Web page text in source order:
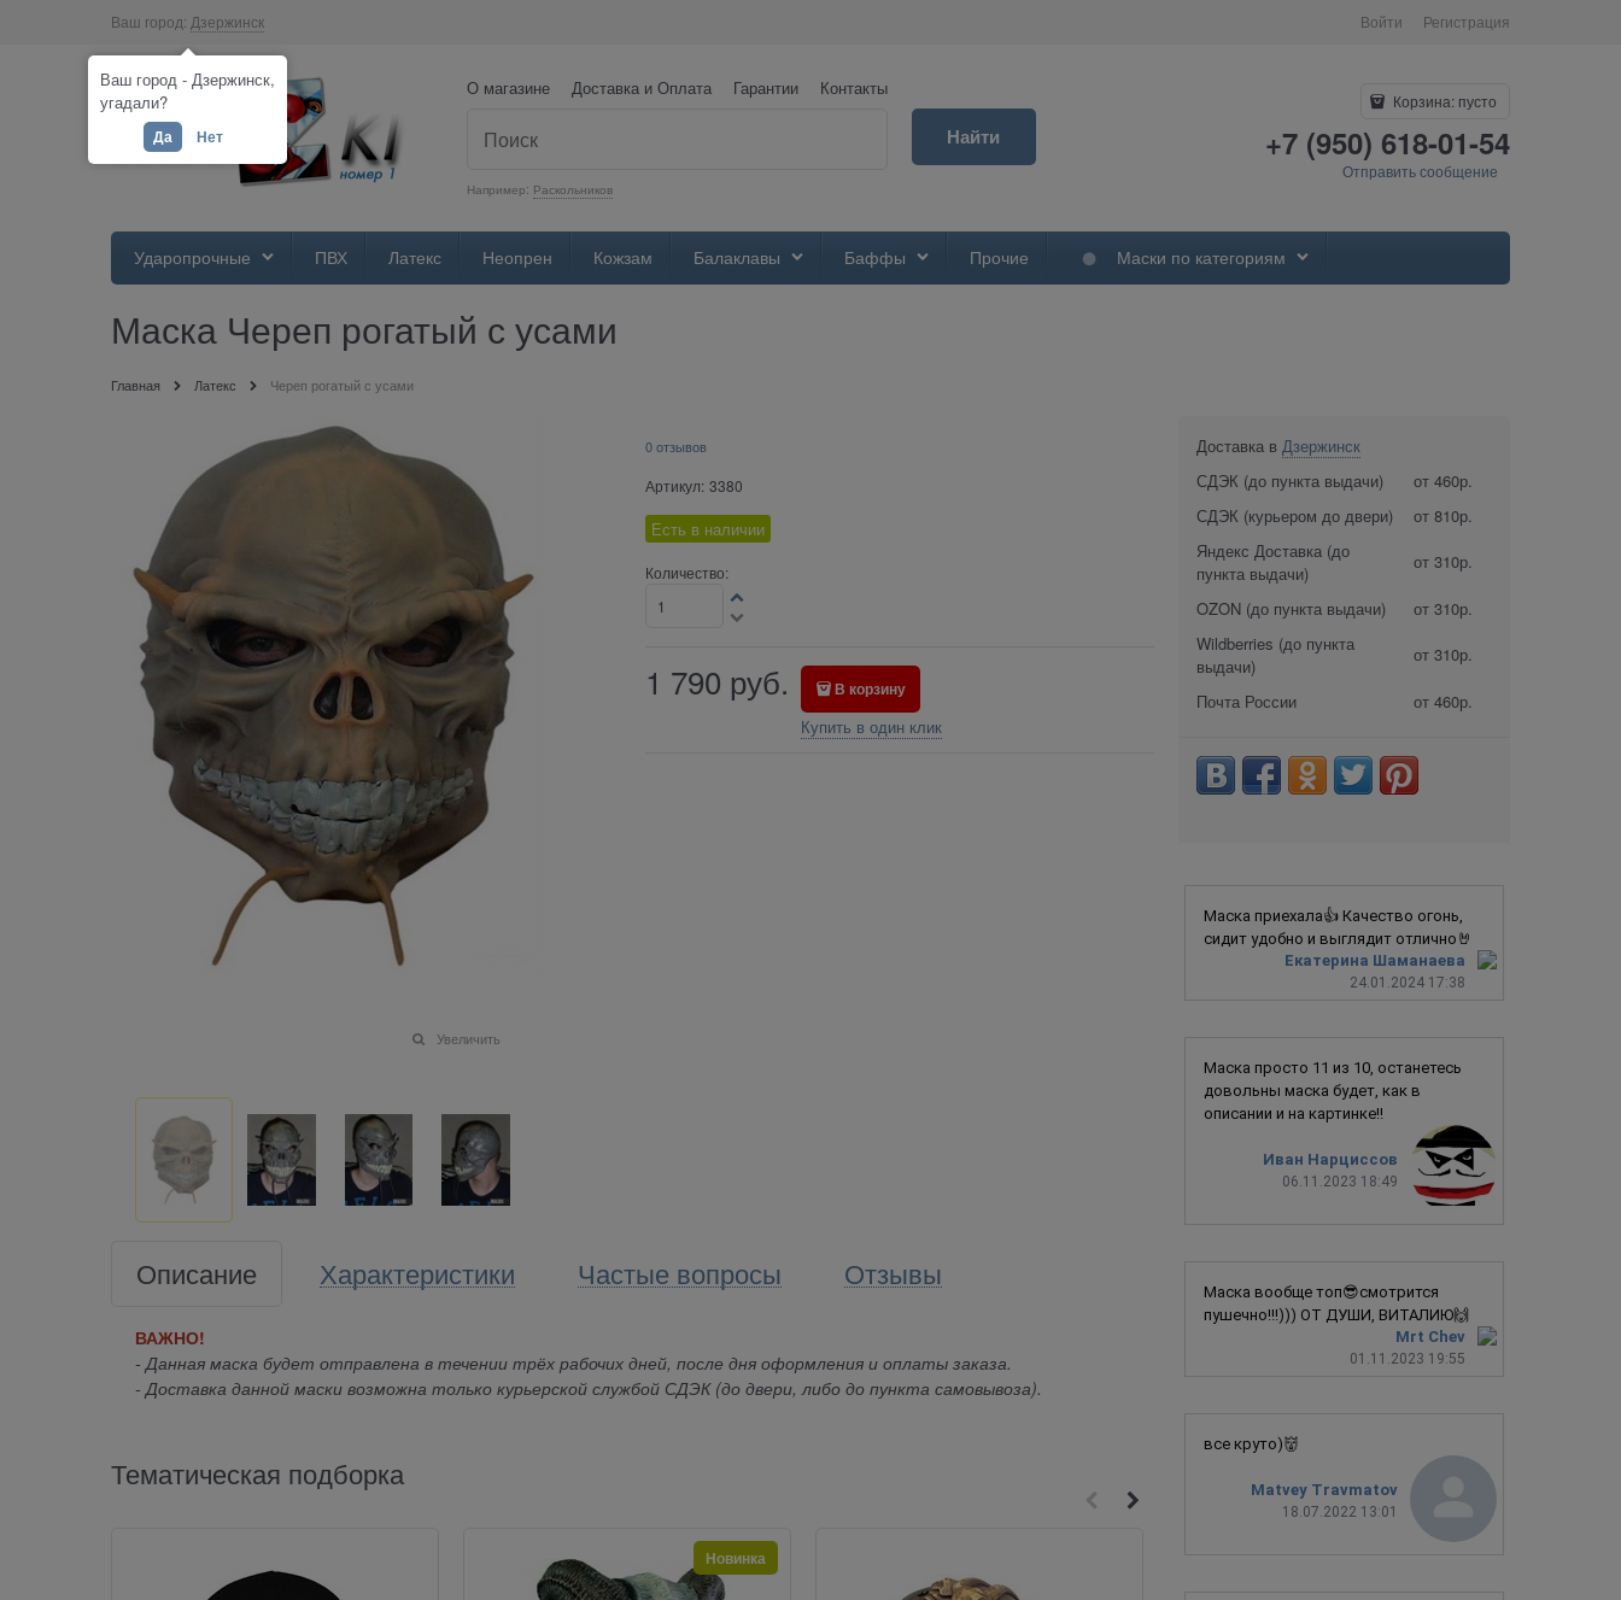
Ваш город: Дзержинск Войти Регистрация
О магазине Доставка и Оплата Гарантии Контакты
Например: Раскольников
Найти
Корзина: пусто
+7 (950) 618-01-54
Отправить сообщение
Ударопрочные ПВХ Латекс Неопрен Кожзам Балаклавы Баффы Прочие Маски по категориям
Маска Череп рогатый с усами
Главная Латекс Череп рогатый с усами
Увеличить
0 отзывов
Артикул: 3380
Есть в наличии
Количество:
1 790 руб. В корзину
Купить в один клик
Описание Характеристики Частые вопросы Отзывы
ВАЖНО!
- Данная маска будет отправлена в течении трёх рабочих дней, после дня оформления и оплаты заказа.
- Доставка данной маски возможна только курьерской службой СДЭК (до двери, либо до пункта самовывоза).
Тематическая подборка
Новинка
Доставка в Дзержинск
СДЭК (до пункта выдачи)
от 460р.
СДЭК (курьером до двери)
от 810р.
Яндекс Доставка (до
пункта выдачи)
от 310р.
OZON (до пункта выдачи)
от 310р.
Wildberries (до пункта
выдачи)
от 310р.
Почта России от 460р.
Екатерина Шаманаева
24.01.2024 17:38
Маска приехала👍 Качество огонь,
сидит удобно и выглядит отлично🤘
Иван Нарциссов
06.11.2023 18:49
Маска просто 11 из 10, останетесь
довольны маска будет, как в
описании и на картинке!!
Mrt Chev
01.11.2023 19:55
Маска вообще топ😎смотрится
пушечно!!!))) ОТ ДУШИ, ВИТАЛИЮ🙌
Matvey Travmatov
18.07.2022 13:01
все круто)👹
Ваш город - Дзержинск,
угадали?
Да Нет